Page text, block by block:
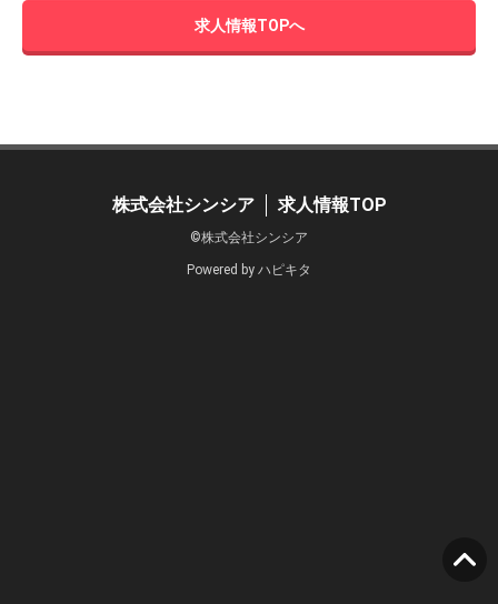
求人情報TOPへ
株式会社シンシア 求人情報TOP
©株式会社シンシア
Powered by ハピキタ